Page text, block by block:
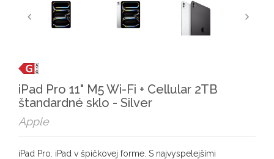
iPad Pro 11" M5 Wi-Fi + Cellular 2TB
štandardné sklo - Silver
Apple
iPad Pro. iPad v špičkovej forme. S najvyspelejšími